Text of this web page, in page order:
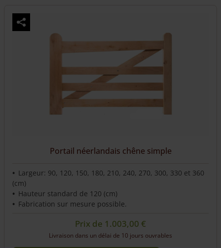
Portail néerlandais chêne simple
Largeur: 90, 120, 150, 180, 210, 240, 270, 300, 330 et 360
(cm)
Hauteur standard de 120 (cm)
Fabrication sur mesure possible.
Prix de 1.003,00 €
Livraison dans un délai de 10 jours ouvrables